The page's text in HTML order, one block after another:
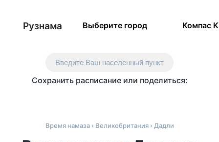
Рузнама Выберите город Компас
Введите Ваш населенный пункт
Сохранить расписание или поделиться:
Время намаза› Великобритания› Дадли